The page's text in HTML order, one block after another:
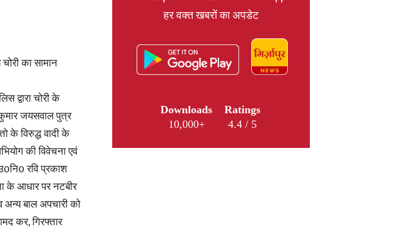
का सामान
द्वारा चोरी के
जयसवाल पुत्र
के विरुद्ध वादी के
की विवेचना एवं
रवि प्रकाश
के आधार पर नटबीर
बाल अपचारी को
कर, गिरफ्तार
हर वक्त खबरों का अपडेट
Downloads
10,000+
Ratings
4.4 / 5